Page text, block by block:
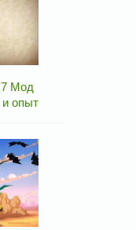
Мод
и опыт